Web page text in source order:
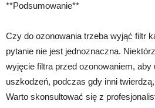
**Podsumowanie**
Czy do ozonowania trzeba wyjąć filtr
pytanie nie jest jednoznaczna.
wyjęcie filtra przed ozonowaniem,
uszkodzeń, podczas gdy inni
Warto skonsultować się z